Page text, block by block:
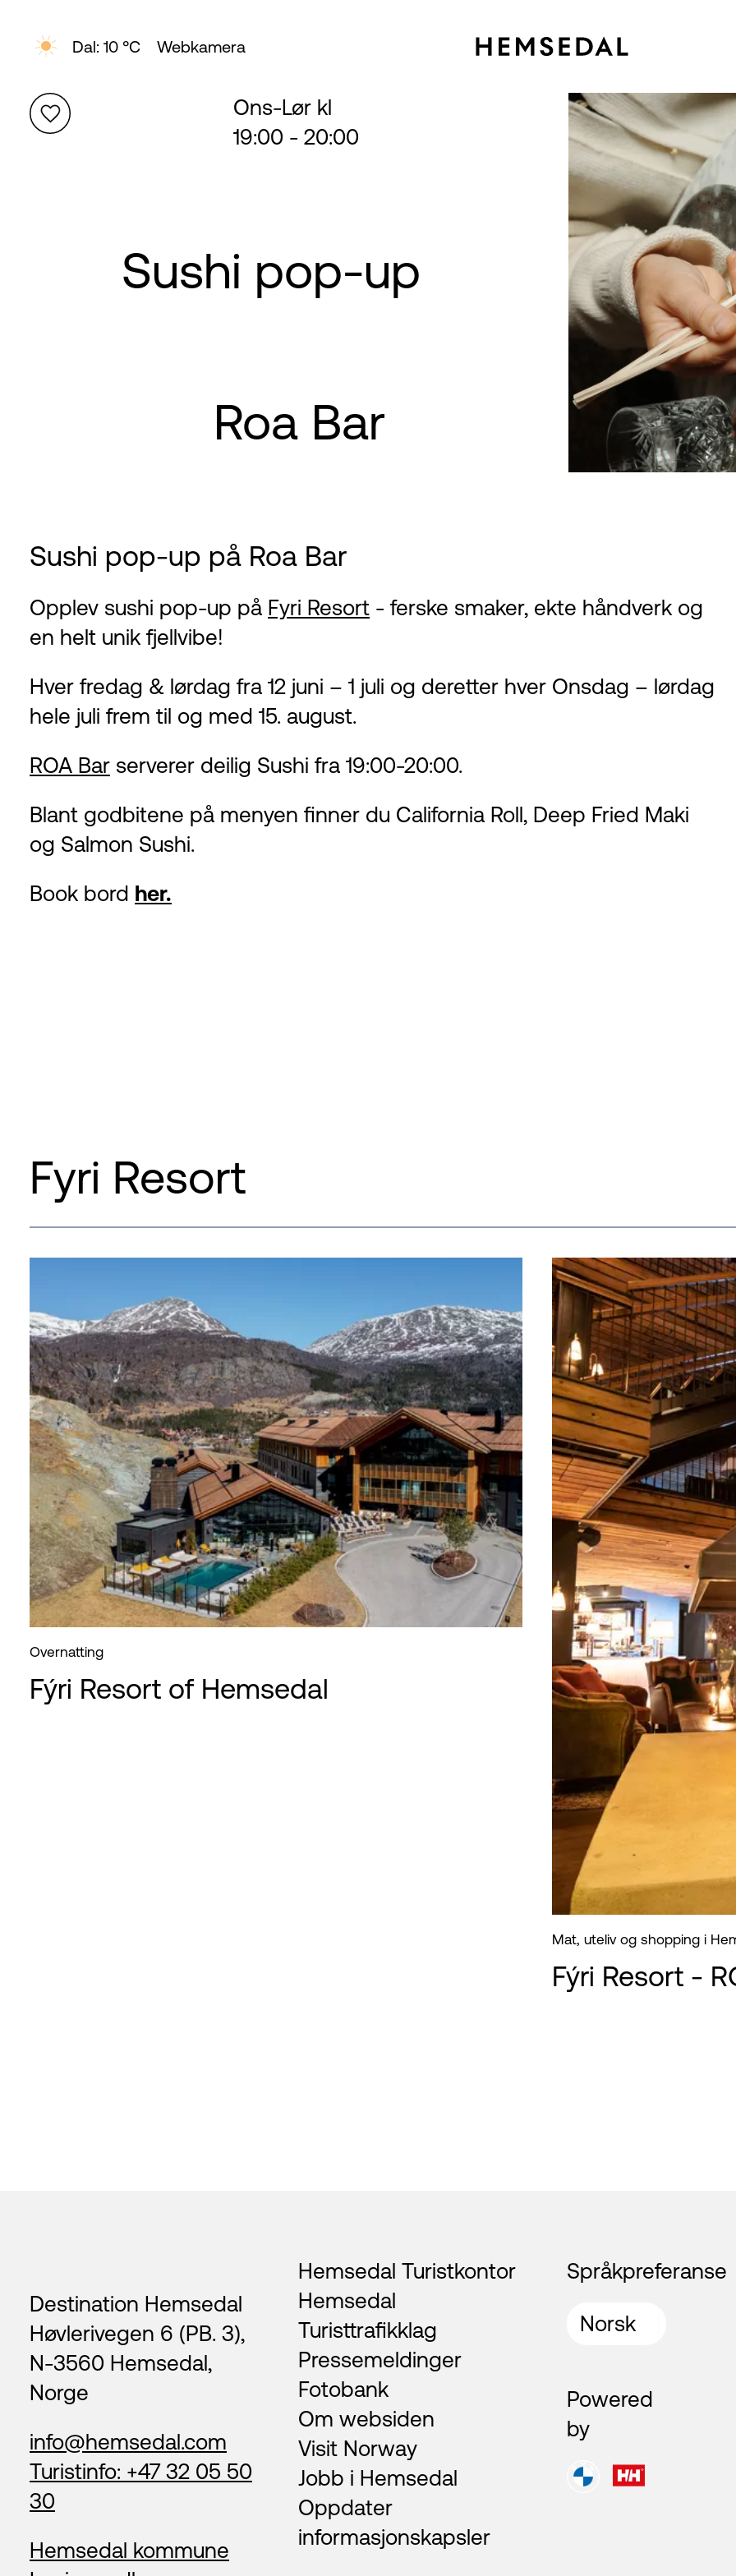
Topp: 5 °C Webkamera
Ons-Lør kl
19:00 - 20:00
Sushi pop-up
Roa Bar
→
Sushi pop-up på Roa Bar
Opplev sushi pop-up på Fyri Resort - ferske smaker, ekte håndverk og
en helt unik fjellvibe!
Hver fredag & lørdag fra 12 juni – 1 juli og deretter hver Onsdag – lørdag
hele juli frem til og med 15. august.
ROA Bar serverer deilig Sushi fra 19:00-20:00.
Blant godbitene på menyen finner du California Roll, Deep Fried Maki
og Salmon Sushi.
Book bord her.
Fyri Resort
Overnatting
Fýri Resort of Hemsedal
Mat, uteliv og shopping i
Fýri Resort -
Destination Hemsedal
Høvlerivegen 6 (PB. 3),
N-3560 Hemsedal,
Norge
info@hemsedal.com
Turistinfo: +47 32 05 50
30
Hemsedal kommune
Hemsedal Turistkontor
Hemsedal
Turisttrafikklag
Pressemeldinger
Fotobank
Om websiden
Visit Norway
Jobb i Hemsedal
Oppdater
informasjonskapsler
Språkpreferanse
Powered
by